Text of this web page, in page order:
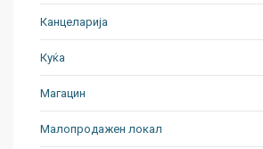
Канцеларија
Куќа
Магацин
Малопродажен локал